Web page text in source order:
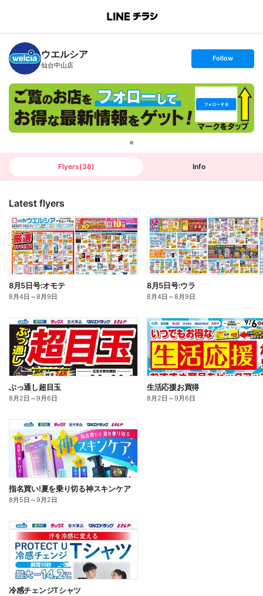
B
n
c
h
T
ウエルシア
仙台中山店
s
t
o
l
o
w
Follow
Flyers(38) Info
Latest flyers
8月5日号:オモテ
8月4日 ～8月9日
8月5日号:ウラ
8月4日 ～8月9日
ぶっ通し超目玉
8月2日 ～9月6日
生活応援お買得
8月2日 ～9月6日
指名買い!夏を乗り切る神スキンケア
8月5日 ～9月2日
冷感チェンジTシャツ